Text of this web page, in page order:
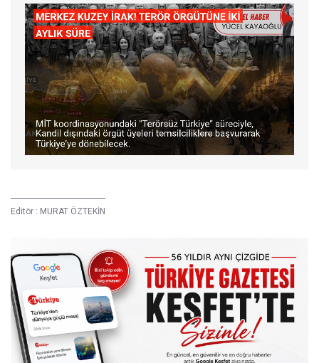
Editör : MURAT ÖZTEKİN